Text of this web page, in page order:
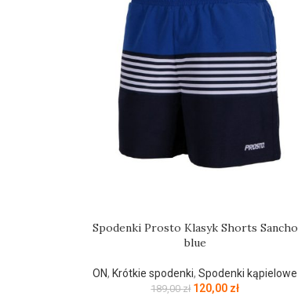
Spodenki Prosto Klasyk Shorts Sancho
blue
ON, Krótkie spodenki,Spodenki kąpielowe
189,00zł 120,00 zł